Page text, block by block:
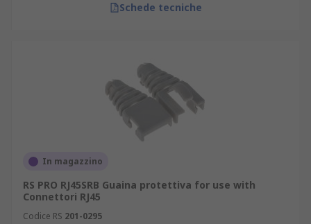
Schede tecniche
In magazzino
RS PRO RJ45SRB Guaina protettiva for use with
Connettori RJ45
Codice RS 201-0295